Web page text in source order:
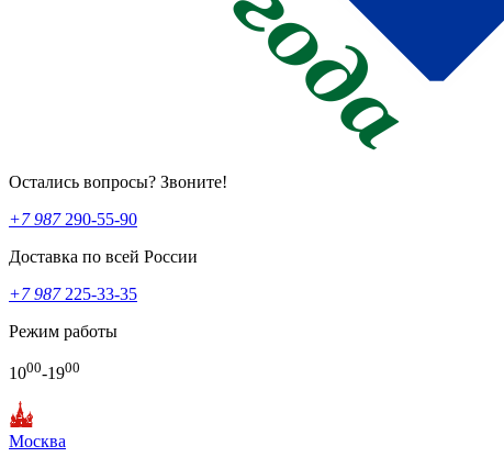
Остались вопросы? Звоните!
+7 987290-55-90
Доставка по всей России
+7 987225-33-35
Режим работы
1000-1900
Москва